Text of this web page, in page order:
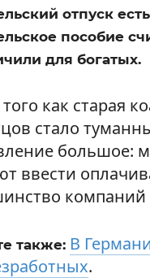
отпуск
пособие
для богатых.
как старая
стало
большое:
ввести
компаний
также: В
.